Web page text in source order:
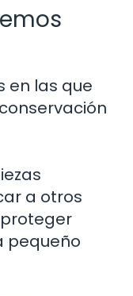
en las que
a otros
pequeño